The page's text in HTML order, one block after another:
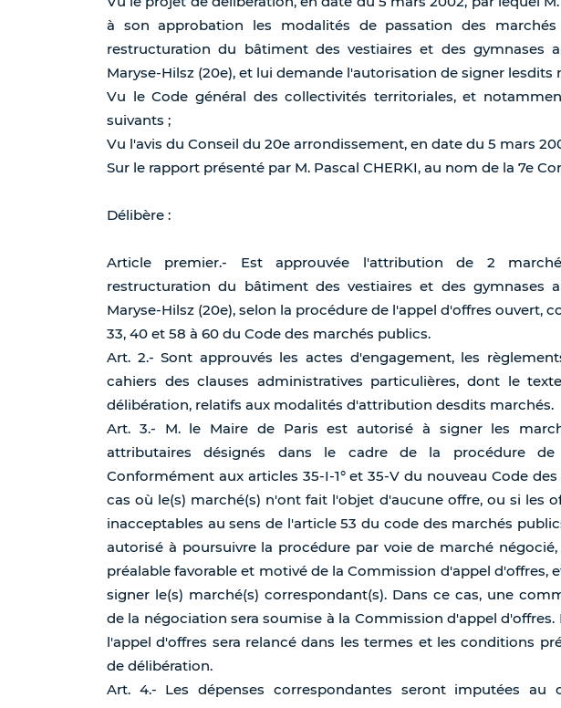
à son approbation les modalités de passation des
restructuration du bâtiment des vestiaires et des gymnases
Maryse-Hilsz (20e), et lui demande l'autorisation de signer lesdits
Vu le Code général des collectivités territoriales, et
suivants ;
Vu l'avis du Conseil du 20e arrondissement, en date du 5 mars
Sur le rapport présenté par M. Pascal CHERKI, au nom de la 7e
Délibère :
Article premier.- Est approuvée l'attribution de 2
restructuration du bâtiment des vestiaires et des gymnases
Maryse-Hilsz (20e), selon la procédure de l'appel d'offres ouvert,
33, 40 et 58 à 60 du Code des marchés publics.
Art. 2.- Sont approuvés les actes d'engagement, les
cahiers des clauses administratives particulières, dont le
délibération, relatifs aux modalités d'attribution desdits marchés.
Art. 3.- M. le Maire de Paris est autorisé à signer les
attributaires désignés dans le cadre de la procédure de
Conformément aux articles 35-I-1° et 35-V du nouveau Code
cas où le(s) marché(s) n'ont fait l'objet d'aucune offre, ou si les
inacceptables au sens de l'article 53 du code des marchés
autorisé à poursuivre la procédure par voie de marché
préalable favorable et motivé de la Commission d'appel d'offres,
signer le(s) marché(s) correspondant(s). Dans ce cas, une
de la négociation sera soumise à la Commission d'appel d'offres.
l'appel d'offres sera relancé dans les termes et les conditions
de délibération.
Art. 4.- Les dépenses correspondantes seront imputées au